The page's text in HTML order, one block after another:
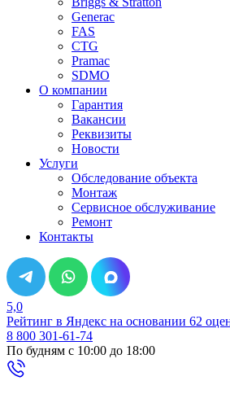
Generac
FAS
CTG
Pramac
SDMO
О компании
Гарантия
Вакансии
Реквизиты
Новости
Услуги
Обследование объекта
Монтаж
Сервисное обслуживание
Ремонт
Контакты
5,0
Рейтинг в Яндекс на основании 62
8 800 301-61-74
По будням с 10:00 до 18:00